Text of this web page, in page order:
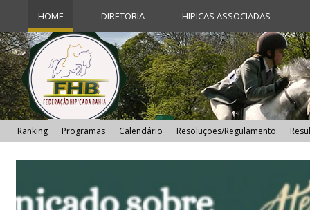
HOME DIRETORIA HIPICAS ASSOCIADAS
Ranking Programas Calendário Resoluções/Regulamento